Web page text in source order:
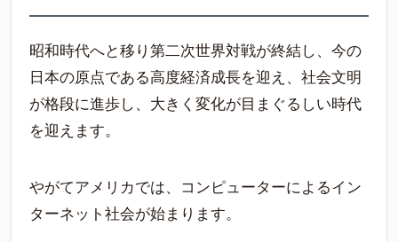
昭和時代へと移り第二次世界対戦が終結し、今の
日本の原点である高度経済成長を迎え、社会文明
が格段に進歩し、大きく変化が目まぐるしい時代
を迎えます。
やがてアメリカでは、コンピューターによるイン
ターネット社会が始まります。